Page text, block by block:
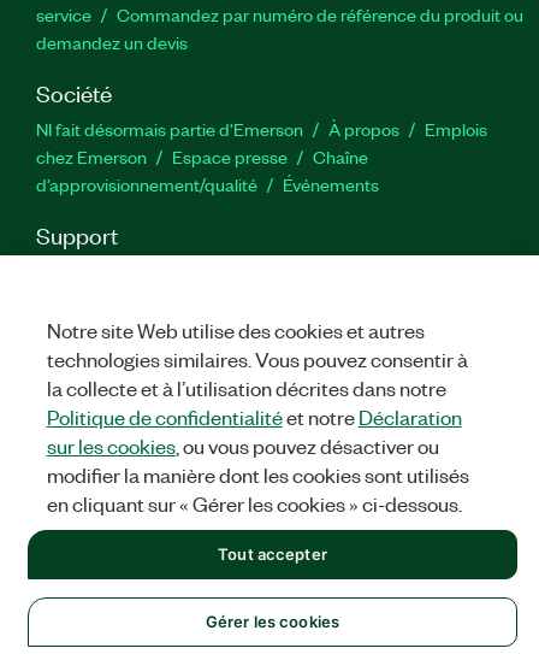
service
Commandez par numéro de référence du produit ou
demandez un devis
Société
NI fait désormais partie d'Emerson À propos
Emplois
chez Emerson
Espace presse
Chaîne
d’approvisionnement/qualité
Événements
Support
service
Commentaires sur le site
TwitterYouTube
IMPRINT
©NATIONAL INSTRUMENTS CORP. TOUS DROITS RÉSERVÉS.
Notre site Web utilise des cookies et autres
technologies similaires. Vous pouvez consentir à
la collecte et à l’utilisation décrites dans notre
Politique de confidentialitéet notreDéclaration
sur les cookies, ou vous pouvez désactiver ou
modifier la manière dont les cookies sont utilisés
en cliquant sur « Gérer les cookies » ci-dessous.
Gérer les cookies
Tout accepter